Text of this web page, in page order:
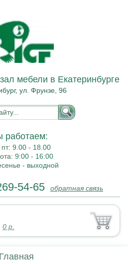
мебели в Екатеринбурге
ул. Фрунзе, 96
работаем:
пт:9.00 - 18.00
9:00 - 16:00
- выходной
54-65 обратная связь
0 р.
Главная